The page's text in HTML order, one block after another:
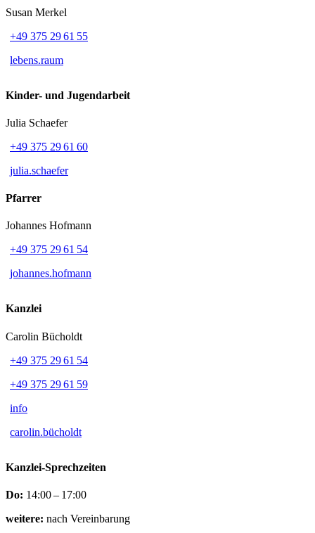
Susan Merkel
+49 375 29 61 55
lebens.raum
Kinder- und Jugendarbeit
Julia Schaefer
+49 375 29 61 60
julia.schaefer
Pfarrer
Johannes Hofmann
+49 375 29 61 54
johannes.hofmann
Kanzlei
Carolin Bücholdt
+49 375 29 61 54
+49 375 29 61 59
info
carolin.bücholdt
Kanzlei-Sprechzeiten
Do: 14:00 – 17:00
weitere: nach Vereinbarung